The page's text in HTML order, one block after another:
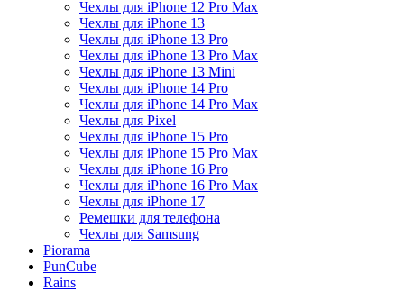
Чехлы для iPhone 12 Pro Max
Чехлы для iPhone 13
Чехлы для iPhone 13 Pro
Чехлы для iPhone 13 Pro Max
Чехлы для iPhone 13 Mini
Чехлы для iPhone 14 Pro
Чехлы для iPhone 14 Pro Max
Чехлы для Pixel
Чехлы для iPhone 15 Pro
Чехлы для iPhone 15 Pro Max
Чехлы для iPhone 16 Pro
Чехлы для iPhone 16 Pro Max
Чехлы для iPhone 17
Ремешки для телефона
Чехлы для Samsung
Piorama
PunCube
Rains